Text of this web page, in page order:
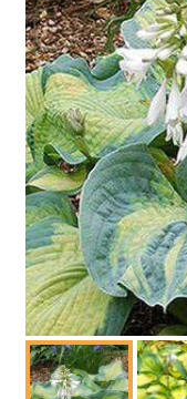
Каталог растений
Доставка и оплата
Мой аккаунт
Регистрация